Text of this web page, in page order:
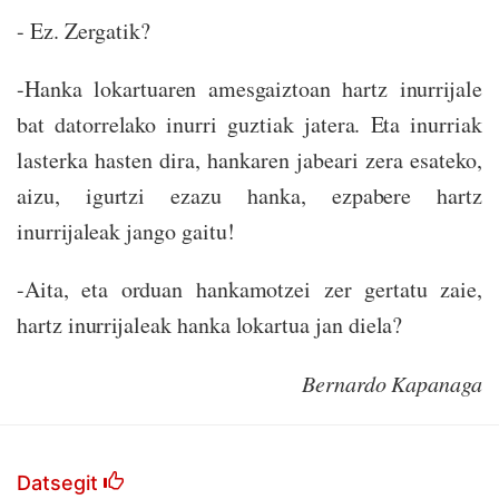
- Ez. Zergatik?
-Hanka lokartuaren amesgaiztoan hartz inurrijale
bat datorrelako inurri guztiak jatera. Eta inurriak
lasterka hasten dira, hankaren jabeari zera esateko,
aizu, igurtzi ezazu hanka, ezpabere hartz
inurrijaleak jango gaitu!
-Aita, eta orduan hankamotzei zer gertatu zaie,
hartz inurrijaleak hanka lokartua jan diela?
Bernardo Kapanaga
Datsegit